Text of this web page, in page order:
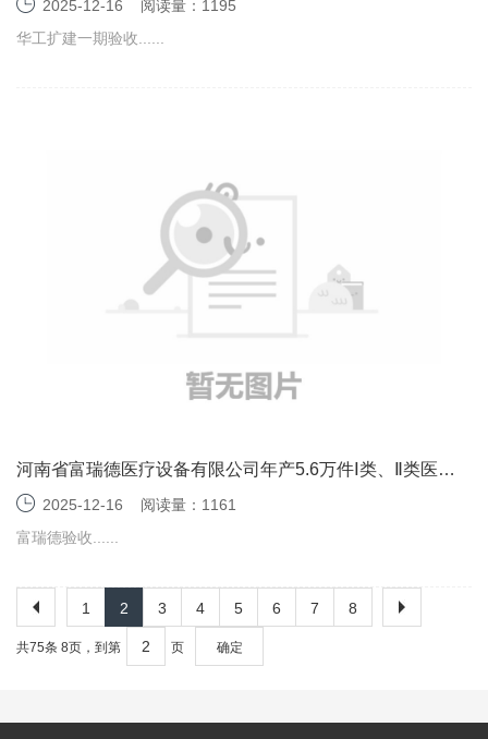
2025-12-16
阅读量：1195
华工扩建一期验收......
河南省富瑞德医疗设备有限公司年产5.6万件Ⅰ类、Ⅱ类医用
卫生材料项目竣工环境保护验收监测报告表
2025-12-16
阅读量：1161
富瑞德验收......
1 2 3 4 5 6 7 8
共75条 8页，到第 页 确定